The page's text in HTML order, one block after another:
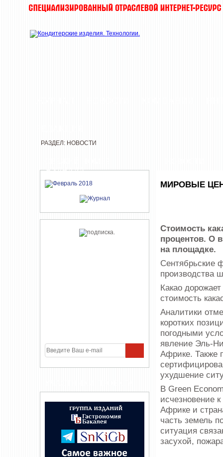
ЖУРНАЛА
РАЗДЕЛ: НОВОСТИ
МИРОВЫЕ
Стоимость
процентов. О
на площадке.
Сентябрьские
производства
Какао
стоимость
Аналитики
коротких
погодными
явление Эль-
Африке. Также
ухудшение
В Green
исчезновение
Африке и
часть земель
ситуация
засухой,